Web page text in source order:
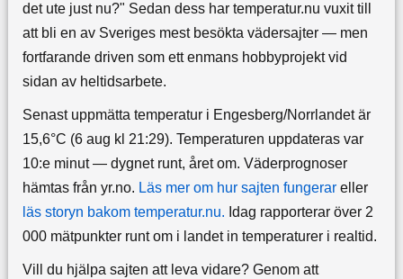
det ute just nu?" Sedan dess har temperatur.nu vuxit till
att bli en av Sveriges mest besökta vädersajter — men
fortfarande driven som ett enmans hobbyprojekt vid
sidan av heltidsarbete.
Senast uppmätta temperatur i Engesberg/Norrlandet är
15,6°C (6 aug kl 21:29). Temperaturen uppdateras var
10:e minut — dygnet runt, året om. Väderprognoser
hämtas från yr.no. Läs mer om hur sajten fungerareller
läs storyn bakom temperatur.nu. Idag rapporterar över 2
000 mätpunkter runt om i landet in temperaturer i realtid.
Vill du hjälpa sajten att leva vidare? Genom att